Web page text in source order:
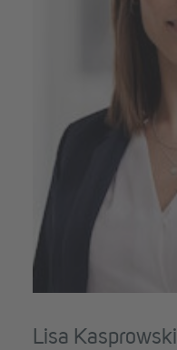
Lisa Kasprowski